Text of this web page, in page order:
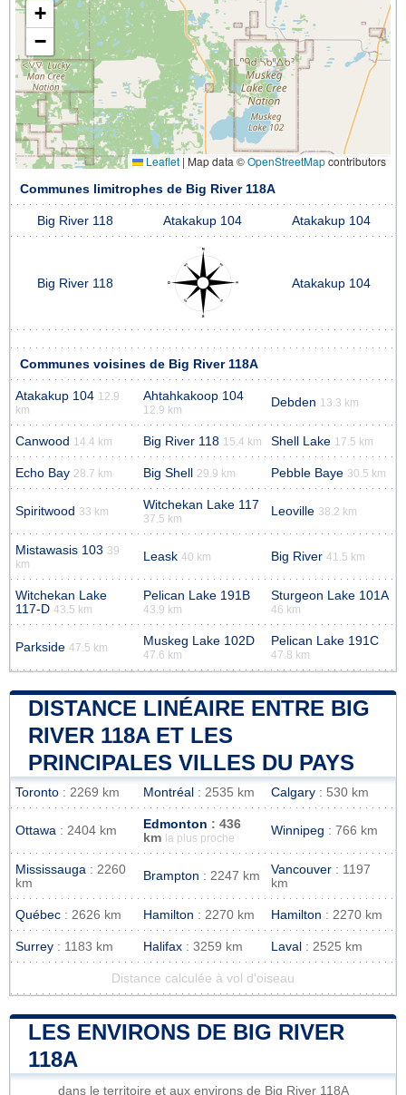
+
−
Leaflet | Map data ©OpenStreetMapcontributors
Communes limitrophes de Big River 118A
Big River 118 Atakakup 104 Atakakup 104
Big River 118 Atakakup 104
Communes voisines de Big River 118A
Atakakup 104 12.9
km
Ahtahkakoop 104
12.9 km
Debden 13.3 km
Canwood 14.4 km Big River 118 15.4 km Shell Lake 17.5 km
Echo Bay 28.7 km Big Shell 29.9 km Pebble Baye 30.5 km
Spiritwood 33 km Witchekan Lake 117
37.5 km
Leoville 38.2 km
Mistawasis 103 39
km
Leask 40 km Big River 41.5 km
Witchekan Lake
117-D 43.5 km
Pelican Lake 191B
43.9 km
Sturgeon Lake 101A
46 km
Parkside 47.5 km Muskeg Lake 102D
47.6 km
Pelican Lake 191C
47.8 km
DISTANCE LINÉAIRE ENTRE BIG
RIVER 118A ET LES
PRINCIPALES VILLES DU PAYS
Toronto : 2269 km Montréal : 2535 km Calgary : 530 km
Ottawa : 2404 km Edmonton : 436
km
la plus proche
Winnipeg : 766 km
Mississauga : 2260
km
Brampton : 2247 km Vancouver : 1197
km
Québec : 2626 km Hamilton : 2270 km Hamilton : 2270 km
Surrey : 1183 km Halifax : 3259 km Laval : 2525 km
Distance calculée à vol d'oiseau
LES ENVIRONS DE BIG RIVER
118A
dans le territoire et aux environs de Big River 118A